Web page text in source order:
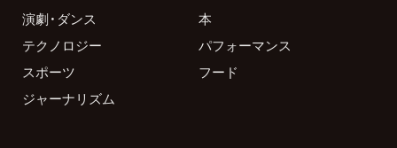
演劇・ダンス
本
テクノロジー
パフォーマンス
スポーツ
フード
ジャーナリズム